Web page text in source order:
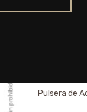
Pulsera de